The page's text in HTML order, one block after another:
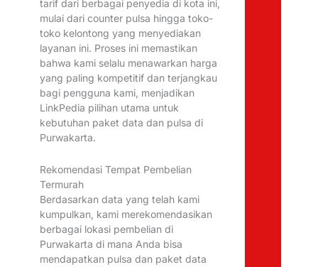
tarif dari berbagai penyedia di kota ini,
mulai dari counter pulsa hingga toko-
toko kelontong yang menyediakan
layanan ini. Proses ini memastikan
bahwa kami selalu menawarkan harga
yang paling kompetitif dan terjangkau
bagi pengguna kami, menjadikan
LinkPedia pilihan utama untuk
kebutuhan paket data dan pulsa di
Purwakarta.
Rekomendasi Tempat Pembelian
Termurah
Berdasarkan data yang telah kami
kumpulkan, kami merekomendasikan
berbagai lokasi pembelian di
Purwakarta di mana Anda bisa
mendapatkan pulsa dan paket data